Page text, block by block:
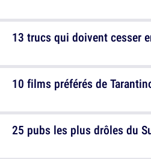
10 films préférés de
13 trucs qui doivent cesser
25 pubs les plus drôles du